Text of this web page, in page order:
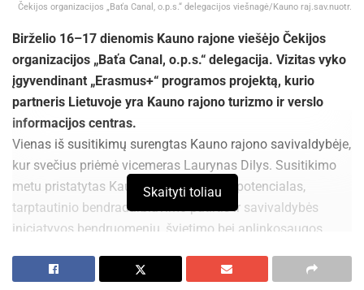
Čekijos organizacijos „Baťa Canal, o.p.s.“ delegacijos viešnagė/Kauno raj.sav.nuotr.
Birželio 16–17 dienomis Kauno rajone viešėjo Čekijos
organizacijos „Baťa Canal, o.p.s.“ delegacija. Vizitas vyko
įgyvendinant „Erasmus+“ programos projektą, kurio
partneris Lietuvoje yra Kauno rajono turizmo ir verslo
informacijos centras.
Vienas iš susitikimų surengtas Kauno rajono savivaldybėje,
kur svečius priėmė vicemeras Laurynas Dilys. Susitikimo
metu pristatytas Kauno rajono turizmo potencialas,
tarptautinio bendradarbiavimo patirtis ir savivaldybės
iniciatyvos bendruomenių, švietimo bei aplinkosaugos
Vizito metu partneriai dalijosi gerąja patirtimi regionų
Skaityti toliau